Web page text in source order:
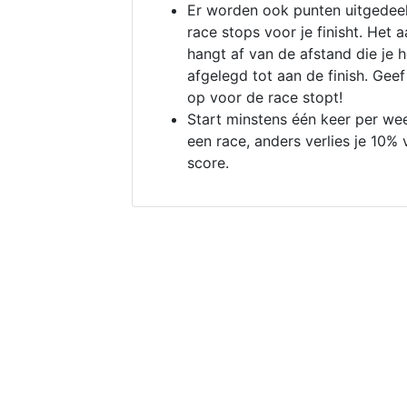
Er worden ook punten
race stops voor je finisht. Het
hangt af van de afstand die je
afgelegd tot aan de finish.
op voor de race stopt!
Start minstens één keer per
een race, anders verlies je 10%
score.